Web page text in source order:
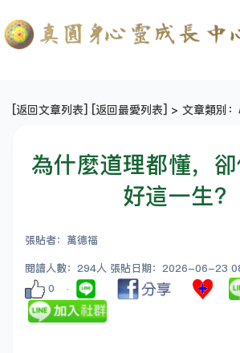
[返回文章列表] [返回最愛列表] > 文章類別
為什麼道理都懂，
好這一生？
張貼者：萬德福
閱讀人數：294人 張貼日期：2026-06-23
0